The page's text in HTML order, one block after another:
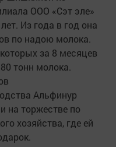
ООО «Сэт эле»
Из года в год она
по надою молока.
за 8 месяцев
тонн молока.
Альфинур
на торжестве по
хозяйства, где ей